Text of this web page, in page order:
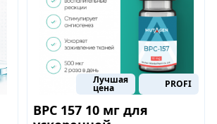
Лучшая
цена PROFI
BPC 157 10 мг для